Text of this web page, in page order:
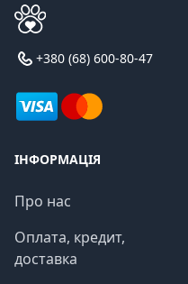
+380 (68) 600-80-47
ІНФОРМАЦІЯ
Про нас
Оплата, кредит,
доставка